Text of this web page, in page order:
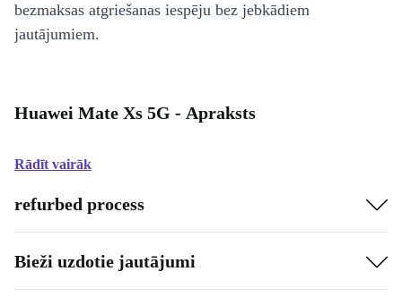
bezmaksas atgriešanas iespēju bez jebkādiem
jautājumiem.
Huawei Mate Xs 5G - Apraksts
Rādīt vairāk
refurbed process
Bieži uzdotie jautājumi